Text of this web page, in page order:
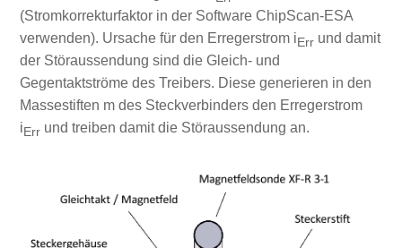
(Stromkorrekturfaktor in der Software ChipScan-ESA
verwenden). Ursache für den Erregerstrom i Errund damit
der Störaussendung sind die Gleich- und
Gegentaktströme des Treibers. Diese generieren in den
Massestiften m des Steckverbinders den Erregerstrom
i Errund treiben damit die Störaussendung an.